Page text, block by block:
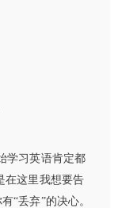
学习英语肯定都
在这里我想要告
“丢弃”的决心。